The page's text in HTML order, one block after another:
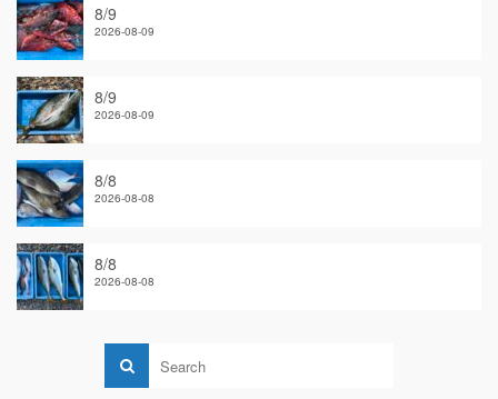
8/9
2026-08-09
8/9
2026-08-09
8/8
2026-08-08
8/8
2026-08-08